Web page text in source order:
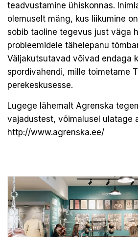
teadvustamine ühiskonnas.
olemuselt mäng, kus liikumine
sobib taoline tegevus just väga
probleemidele tähelepanu
Väljakutsutavad võivad endaga
spordivahendi, mille toimetame
perekeskusesse.
Lugege lähemalt Agrenska
vajadustest, võimalusel ulatage
http://www.agrenska.ee/